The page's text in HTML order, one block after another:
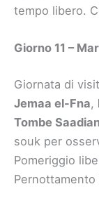
tempo libero.
Giorno 11 –
Giornata di
Jemaa el-Fna,
Tombe
souk per
Pomeriggio
Pernottamento